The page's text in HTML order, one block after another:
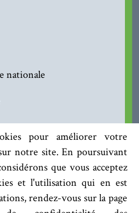
pour améliorer votre
notre site. En poursuivant
que vous acceptez
et l'utilisation qui en est
rendez-vous sur la page
nationale